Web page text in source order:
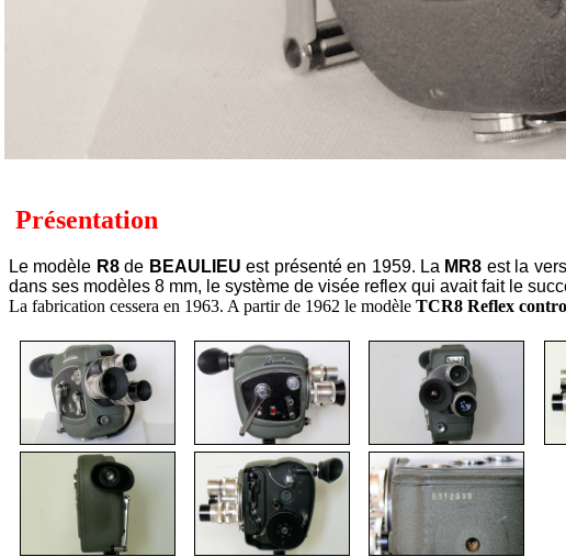
Présentation
Le modèle R8de BEAULIEU est présenté en 1959. La MR8 est la
dans ses modèles 8 mm, le système de visée reflex qui avait fait le
La fabrication cessera en 1963. A partir de 1962 le modèle TCR8 Reflex